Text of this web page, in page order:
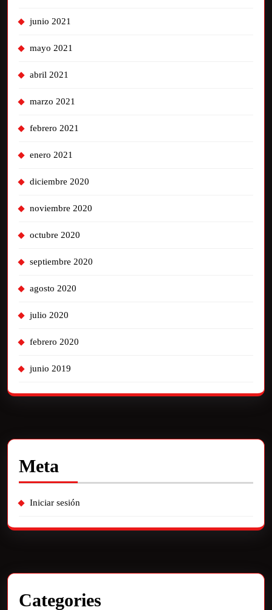
junio 2021
mayo 2021
abril 2021
marzo 2021
febrero 2021
enero 2021
diciembre 2020
noviembre 2020
octubre 2020
septiembre 2020
agosto 2020
julio 2020
febrero 2020
junio 2019
Meta
Iniciar sesión
Categories